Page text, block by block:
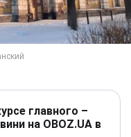
главного –
на OBOZ.UA в